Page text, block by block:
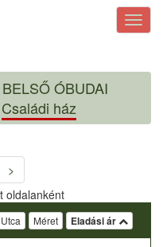
BELSŐ ÓBUDAI
Családi ház
>
oldalanként
Utca Méret Eladási ár